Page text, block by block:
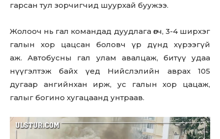
гарсан тул зорчигчид шуурхай буужээ.
Жолооч нь гал командад дуудлага өгч, 3-4 ширхэг
галын хор цацсан боловч үр дүнд хүрээгүй
аж. Автобусны гал улам авалцаж, битүү удаа
нүүгэлтэж байх үед Нийслэлийн аврах 105
дугаар ангийнхан ирж, ус галын хор цацаж,
галыг богино хугацаанд унтраав.